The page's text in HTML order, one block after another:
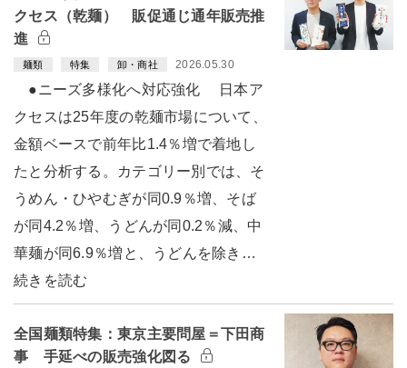
クセス（乾麺） 販促通じ通年販売推
進
麺類 特集 卸・商社 2026.05.30
●ニーズ多様化へ対応強化 日本ア
クセスは25年度の乾麺市場について、
金額ベースで前年比1.4％増で着地し
たと分析する。カテゴリー別では、そ
うめん・ひやむぎが同0.9％増、そば
が同4.2％増、うどんが同0.2％減、中
華麺が同6.9％増と、うどんを除き…
続きを読む
全国麺類特集：東京主要問屋＝下田商
事 手延べの販売強化図る